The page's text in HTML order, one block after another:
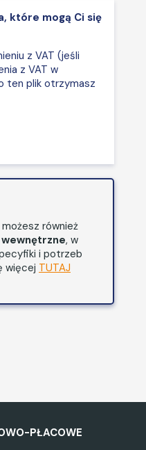
Od ponad
przez
Informacji
i procesów
Biznesu
na
z
pieniędzy
W 2024
praktyczny”,
które mogą Ci się
z VAT (jeśli
z VAT w
ten plik otrzymasz
również
, w
i potrzeb
więcej TUTAJ
PŁACOWE